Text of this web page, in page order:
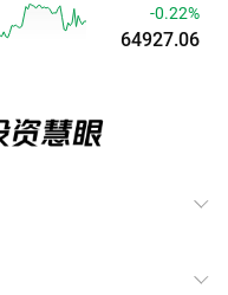
-0.22%
64927.04